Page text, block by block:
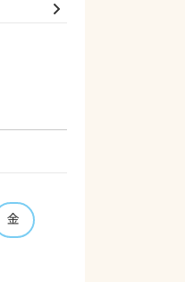
金